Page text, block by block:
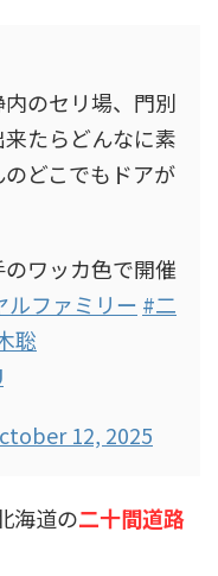
のセリ場、門別
たらどんなに素
どこでもドアが
ワッカ色で開催
ルファミリー #二
聡
12, 2025
海道の二十間道路